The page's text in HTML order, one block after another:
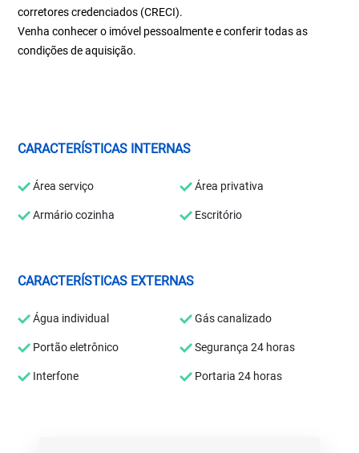
corretores credenciados (CRECI).
Venha conhecer o imóvel pessoalmente e conferir todas as
condições de aquisição.
CARACTERÍSTICAS INTERNAS
Área serviço Área privativa
Armário cozinha Escritório
CARACTERÍSTICAS EXTERNAS
Água individual Gás canalizado
Portão eletrônico Segurança 24 horas
Interfone Portaria 24 horas